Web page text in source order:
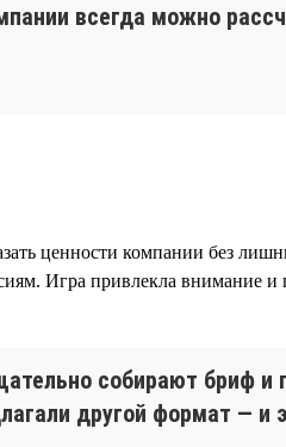
всегда можно
ценности компании без
Игра привлекла внимание и
собирают бриф и
другой формат — и